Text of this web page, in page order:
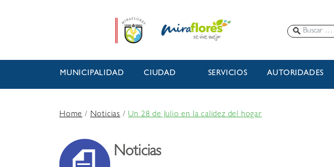
MUNICIPALIDAD CIUDAD SERVICIOS AUTORIDADES
Home/Noticias /Un 28 de Julio en la calidez del hogar
Noticias